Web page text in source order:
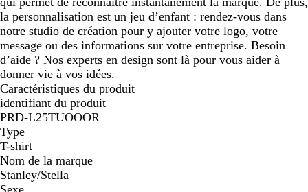
la personnalisation est un jeu d’enfant : rendez-vous dans
notre studio de création pour y ajouter votre logo, votre
message ou des informations sur votre entreprise. Besoin
d’aide ? Nos experts en design sont là pour vous aider à
donner vie à vos idées.
Caractéristiques du produit
identifiant du produit
PRD-L25TUOOOR
Type
T-shirt
Nom de la marque
Stanley/Stella